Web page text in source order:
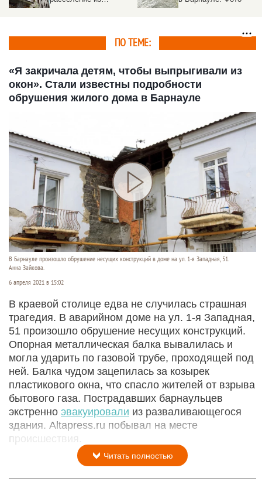
ПО ТЕМЕ:
«Я закричала детям, чтобы выпрыгивали из
окон». Стали известны подробности
обрушения жилого дома в Барнауле
В Барнауле произошло обрушение несущих конструкций в доме на ул. 1-я Западная, 51.
Анна Зайкова.
6 апреля 2021 в 15:02
В краевой столице едва не случилась страшная
трагедия. В аварийном доме на ул. 1-я Западная,
51 произошло обрушение несущих конструкций.
Опорная металлическая балка вывалилась и
могла ударить по газовой трубе, проходящей под
ней. Балка чудом зацепилась за козырек
пластикового окна, что спасло жителей от взрыва
бытового газа. Пострадавших барнаульцев
экстренно эвакуировали из разваливающегося
здания. Altapress.ru побывал на месте
происшествия.
Читать полностью